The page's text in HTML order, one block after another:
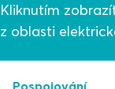
Kliknutím
z oblasti